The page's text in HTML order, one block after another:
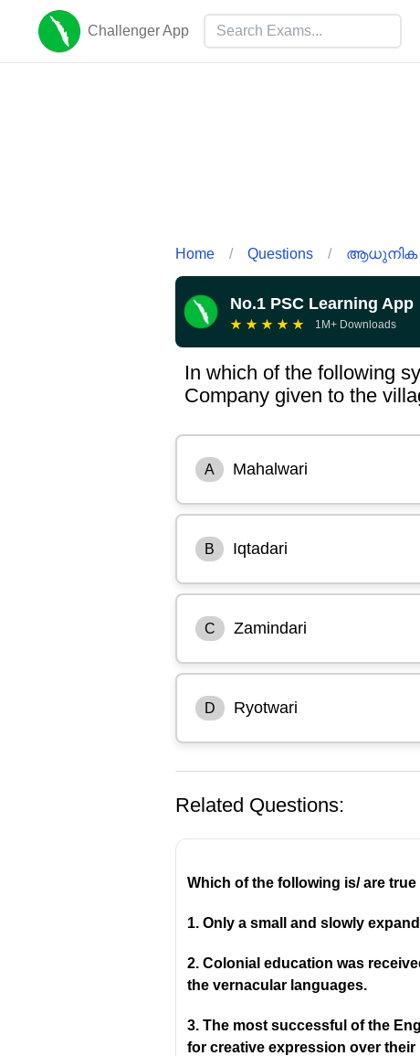
Challenger App
Home / Questions / ആധുനിക
No.1 PSC Learning App
★ ★ ★ ★ ★ 1M+ Downloads
In which of the following
Company given to the
A Mahalwari
B Iqtadari
C Zamindari
D Ryotwari
Related Questions:
Which of the following is/ are
1. Only a small and slowly
2. Colonial education was
the vernacular languages.
3. The most successful of the
for creative expression over